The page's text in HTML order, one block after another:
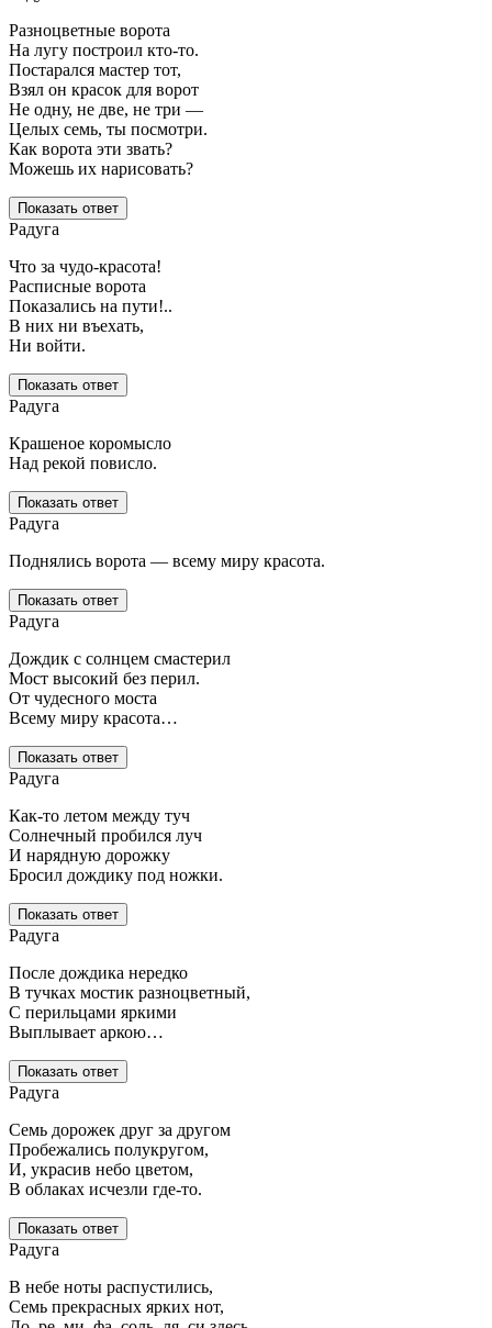
Разноцветные ворота
На лугу построил кто-то.
Постарался мастер тот,
Взял он красок для ворот
Не одну, не две, не три —
Целых семь, ты посмотри.
Как ворота эти звать?
Можешь их нарисовать?
Показать ответ
Радуга
Что за чудо-красота!
Расписные ворота
Показались на пути!..
В них ни въехать,
Ни войти.
Показать ответ
Радуга
Крашеное коромысло
Над рекой повисло.
Показать ответ
Радуга
Поднялись ворота — всему миру красота.
Показать ответ
Радуга
Дождик с солнцем смастерил
Мост высокий без перил.
От чудесного моста
Всему миру красота…
Показать ответ
Радуга
Как-то летом между туч
Солнечный пробился луч
И нарядную дорожку
Бросил дождику под ножки.
Показать ответ
Радуга
После дождика нередко
В тучках мостик разноцветный,
С перильцами яркими
Выплывает аркою…
Показать ответ
Радуга
Семь дорожек друг за другом
Пробежались полукругом,
И, украсив небо цветом,
В облаках исчезли где-то.
Показать ответ
Радуга
В небе ноты распустились,
Семь прекрасных ярких нот,